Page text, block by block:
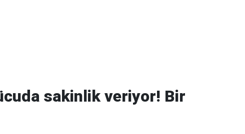
sakinlik veriyor! Bir